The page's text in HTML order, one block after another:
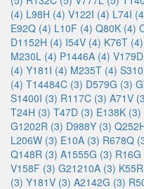
(4) L98H (4) V122I (4) L74I
E92Q (4) L10F (4) Q80K (4)
D1152H (4) I54V (4) K76T (4)
M230L (4) P1446A (4)
(4) Y181I (4) M235T (4)
(4) T14484C (3) D579G (3)
S1400I (3) R117C (3) A71V
T24H (3) T47D (3) E138K (3)
G1202R (3) D988Y (3)
L206W (3) E10A (3) R678Q
Q148R (3) A1555G (3) R16G
V158F (3) G21210A (3)
(3) Y181V (3) A2142G (3)